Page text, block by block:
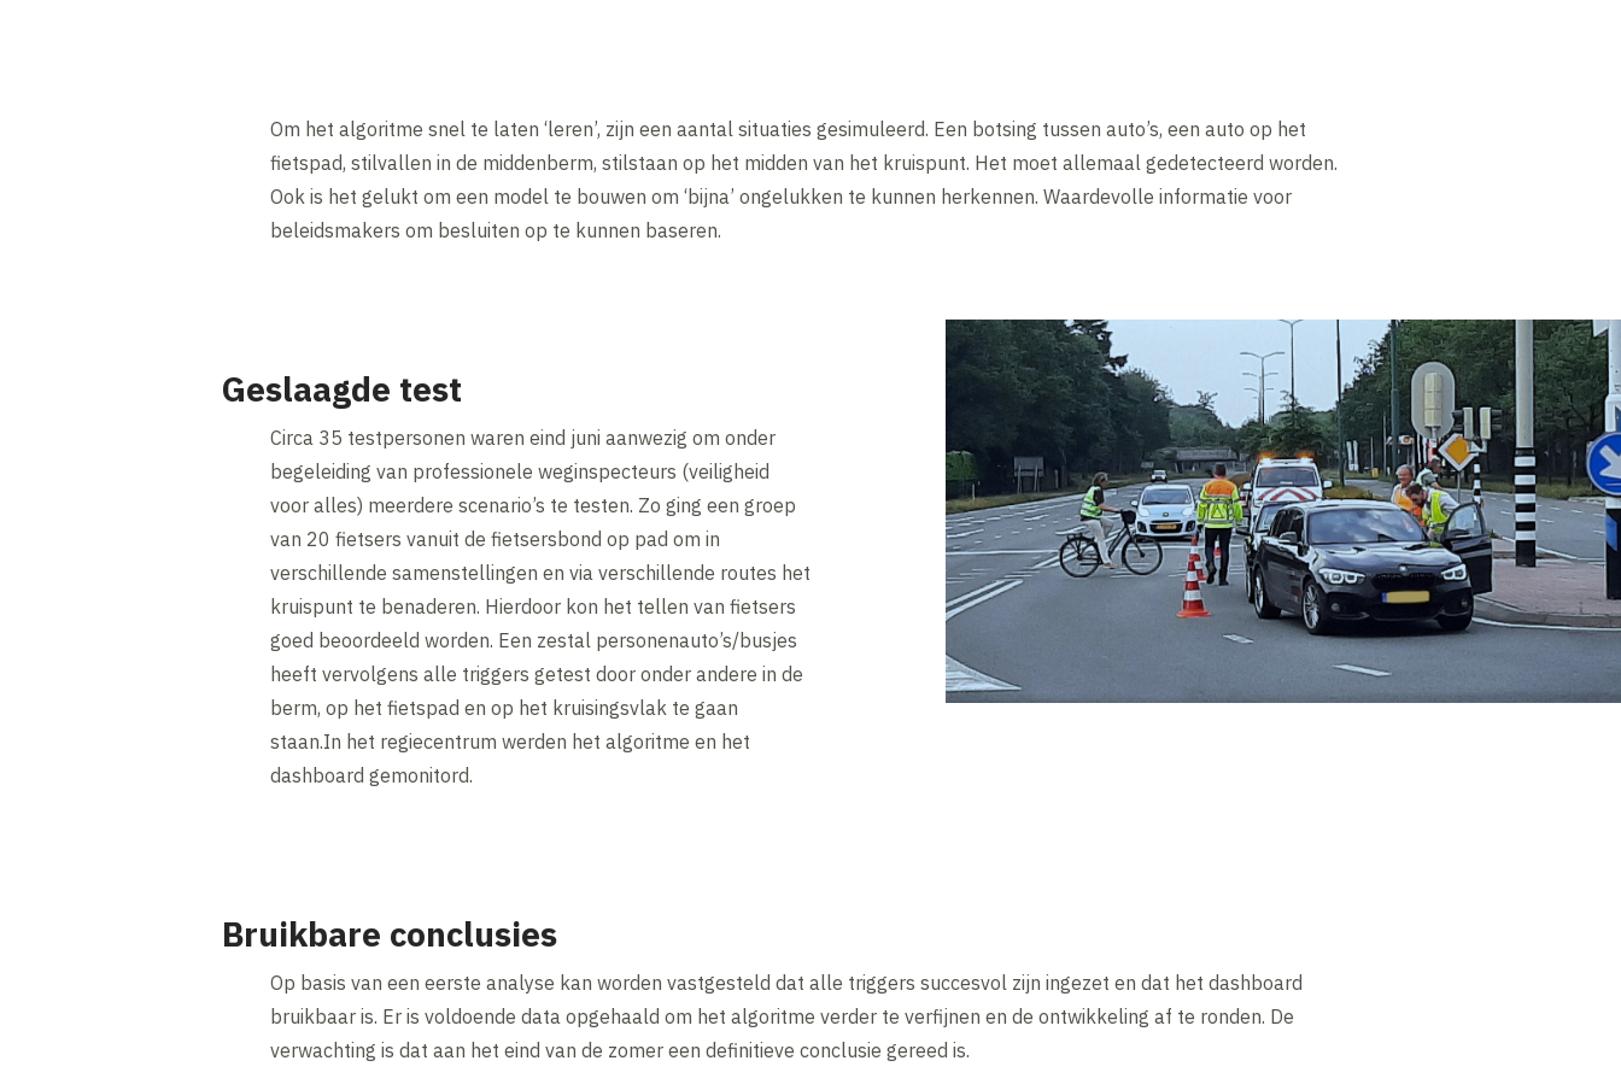
Om het algoritme snel te laten ‘leren’, zijn een aantal situaties gesimuleerd. Een botsing tussen auto’s, een auto op het
fietspad, stilvallen in de middenberm, stilstaan op het midden van het kruispunt. Het moet allemaal gedetecteerd worden.
Ook is het gelukt om een model te bouwen om ‘bijna’ ongelukken te kunnen herkennen. Waardevolle informatie voor
beleidsmakers om besluiten op te kunnen baseren.
Geslaagde test
Circa 35 testpersonen waren eind juni aanwezig om onder
begeleiding van professionele weginspecteurs (veiligheid
voor alles) meerdere scenario’s te testen. Zo ging een groep
van 20 fietsers vanuit de fietsersbond op pad om in
verschillende samenstellingen en via verschillende routes het
kruispunt te benaderen. Hierdoor kon het tellen van fietsers
goed beoordeeld worden. Een zestal personenauto’s/busjes
heeft vervolgens alle triggers getest door onder andere in de
berm, op het fietspad en op het kruisingsvlak te gaan
staan.In het regiecentrum werden het algoritme en het
dashboard gemonitord.
Bruikbare conclusies
Op basis van een eerste analyse kan worden vastgesteld dat alle triggers succesvol zijn ingezet en dat het dashboard
bruikbaar is. Er is voldoende data opgehaald om het algoritme verder te verfijnen en de ontwikkeling af te ronden. De
verwachting is dat aan het eind van de zomer een definitieve conclusie gereed is.